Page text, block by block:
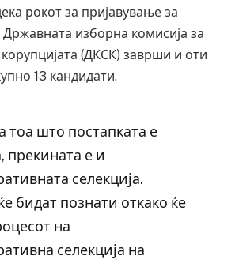
рокот за пријавување за
Државната изборна комисија за
(ДКСК) заврши и оти
13 кандидати.
тоа што постапката е
прекината е и
селекција.
бидат познати откако ќе
на
селекција на